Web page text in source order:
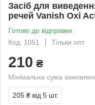
Засіб для
речей Vanish Oxi
Готово до відправки
Код: 1051
Тільки опт
210 ₴
Мінімальна сума
205 ₴ від 5 шт.